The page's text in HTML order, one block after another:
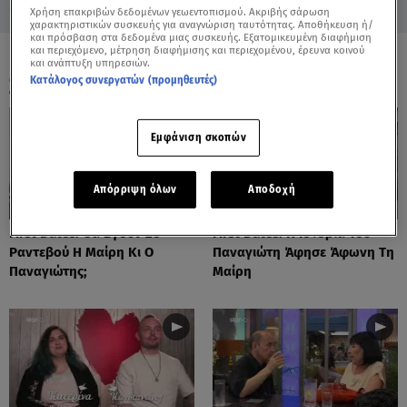
ΟΛΑ ΤΑ ΒΙΝΤΕΟ
First Dates: Θα Βγουν 2ο
Ραντεβού Η Μαίρη Κι Ο
Παναγιώτης;
First Dates: Η Ιστορία Του
Παναγιώτη Άφησε Άφωνη Τη
Μαίρη
Χρήση επακριβών δεδομένων γεωεντοπισμού. Ακριβής σάρωση
χαρακτηριστικών συσκευής για αναγνώριση ταυτότητας. Αποθήκευση ή/
και πρόσβαση στα δεδομένα μιας συσκευής. Εξατομικευμένη διαφήμιση
και περιεχόμενο, μέτρηση διαφήμισης και περιεχομένου, έρευνα κοινού
και ανάπτυξη υπηρεσιών.
Κατάλογος συνεργατών (προμηθευτές)
Εμφάνιση σκοπών
Απόρριψη όλων Αποδοχή